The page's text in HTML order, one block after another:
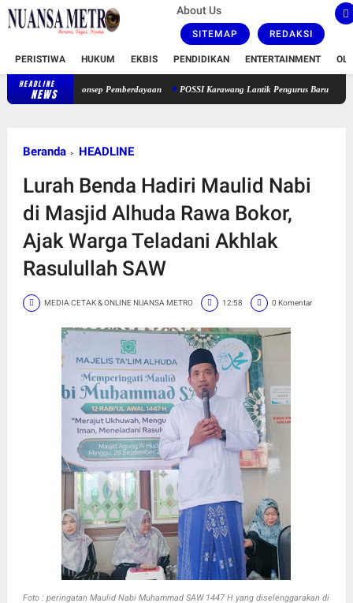
About Us
SITEMAP REDAKSI
PERISTIWA HUKUM EKBIS PENDIDIKAN ENTERTAINMENT
HEADLINE
NEWS
Berkonsep Pemberdayaan POSSI Karawang Lantik Pengurus Baru 2026-2030,
Beranda HEADLINE
Lurah Benda Hadiri Maulid Nabi
di Masjid Alhuda Rawa Bokor,
Ajak Warga Teladani Akhlak
Rasulullah SAW
MEDIA CETAK & ONLINE NUANSA METRO 12:58 0 Komentar
Foto :peringatan Maulid Nabi Muhammad SAW 1447 H yang diselenggarakan di